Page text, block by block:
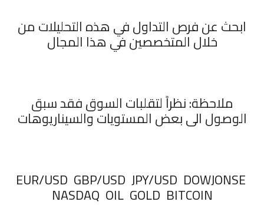
ابحث عن فرص التداول في هذه التحليلات من
خلال المتخصصين في هذا المجال
ملاحظة: نظراً لتقلبات السوق فقد سبق
الوصول الى بعض المستويات والسيناريوهات
‏EUR/USD GBP/USD JPY/USD DOWJONSE
NASDAQ OIL GOLD BITCOIN